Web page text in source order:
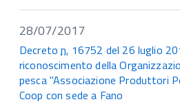
28/07/2017
Decreton. 16752 del 26 luglio
riconoscimento della
pesca "Associazione Produttori
Coop con sede a Fano